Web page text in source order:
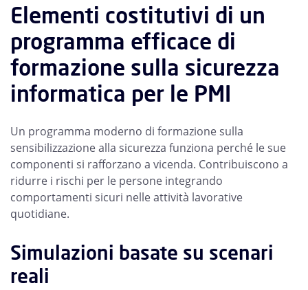
Elementi costitutivi di un
programma efficace di
formazione sulla sicurezza
informatica per le PMI
Un programma moderno di formazione sulla
sensibilizzazione alla sicurezza funziona perché le sue
componenti si rafforzano a vicenda. Contribuiscono a
ridurre i rischi per le persone integrando
comportamenti sicuri nelle attività lavorative
quotidiane.
Simulazioni basate su scenari
reali